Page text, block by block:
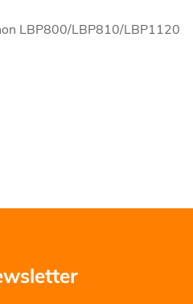
LBP800/LBP810/LBP1120